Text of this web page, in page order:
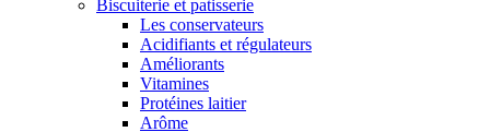
Biscuiterie et patisserie
Les conservateurs
Acidifiants et régulateurs
Améliorants
Vitamines
Protéines laitier
Arôme